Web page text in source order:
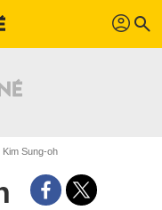
profil search
Kim Sung-oh